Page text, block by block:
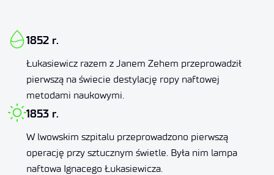
1852 r.
Łukasiewicz razem z Janem Zehem przeprowadził
pierwszą na świecie destylację ropy naftowej
metodami naukowymi.
1853 r.
W lwowskim szpitalu przeprowadzono pierwszą
operację przy sztucznym świetle. Była nim lampa
naftowa Ignacego Łukasiewicza.